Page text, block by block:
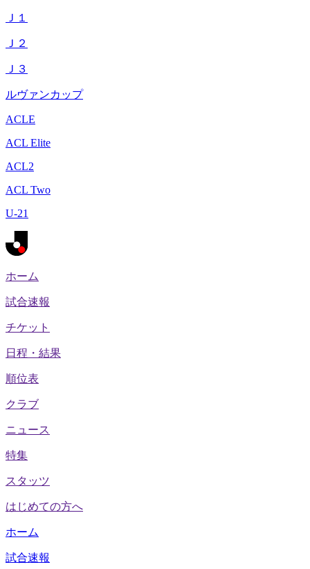
Ｊ１
Ｊ２
Ｊ３
ルヴァンカップ
ACLE
ACL Elite
ACL2
ACL Two
U-21
ホーム
試合速報
チケット
日程・結果
順位表
クラブ
ニュース
特集
スタッツ
はじめての方へ
ホーム
試合速報